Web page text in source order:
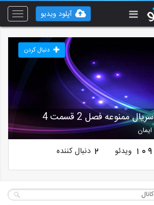
Toggle
آپلود ویدیو
سریال ممنوعه فصل 2 قسمت 4
ایمان
دنبال کردن
109 ویدئو 2 دنبال کننده